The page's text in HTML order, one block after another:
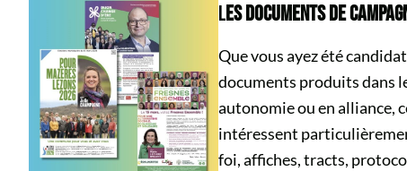
LES DOCUMENTS DE
Que vous ayez été
documents produits dans
autonomie ou en alliance,
intéressent
foi, affiches, tracts,